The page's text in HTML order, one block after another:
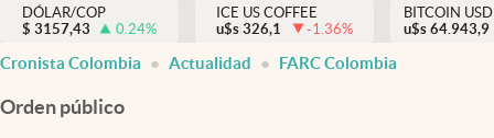
México
Actualidad
DÓLAR/COP
$ 3157,43 0.24%
ICE US COFFEE
u$s 326,1 -1.36%
BITCOIN USD
u$s 64.943,9
Cronista Colombia Actualidad FARC Colombia
Orden público